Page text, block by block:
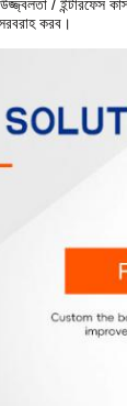
/ ইন্টারফেস
করব।